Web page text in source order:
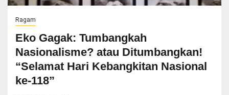
Ragam
Eko Gagak: Tumbangkah
Nasionalisme? atau Ditumbangkan!
“Selamat Hari Kebangkitan Nasional
ke-118”